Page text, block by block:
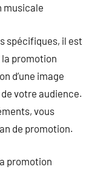
musicale
spécifiques, il est
promotion
d’une image
votre audience.
vous
de promotion.
promotion